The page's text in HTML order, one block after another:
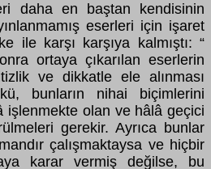
daha en baştan kendisinin
eserleri için işaret
ile karşı karşıya kalmıştı: “
ortaya çıkarılan eserlerin
ve dikkatle ele alınması
bunların nihai biçimlerini
işlenmekte olan ve hâlâ geçici
gerekir. Ayrıca bunlar
çalışmaktaysa ve hiçbir
karar vermiş değilse, bu